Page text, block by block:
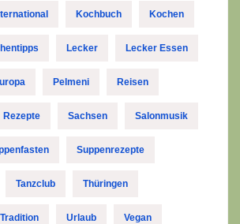
Kochbuch Kochen
Lecker Lecker Essen
Pelmeni Reisen
Rezepte Sachsen Salonmusik
Suppenrezepte
Tanzclub Thüringen
Tradition Urlaub Vegan